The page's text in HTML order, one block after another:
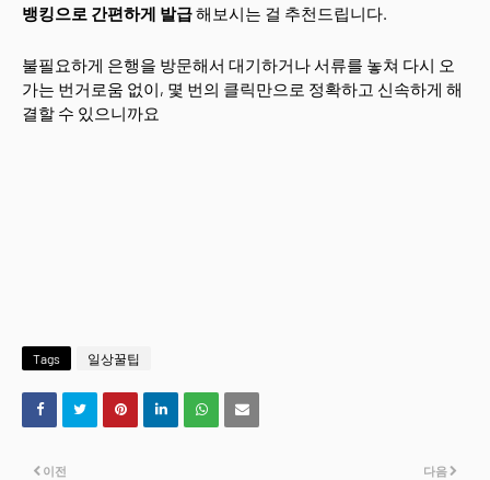
뱅킹으로 간편하게 발급해보시는 걸 추천드립니다.
불필요하게 은행을 방문해서 대기하거나 서류를 놓쳐 다시 오
가는 번거로움 없이, 몇 번의 클릭만으로 정확하고 신속하게 해
결할 수 있으니까요
Tags 일상꿀팁
다음
이전